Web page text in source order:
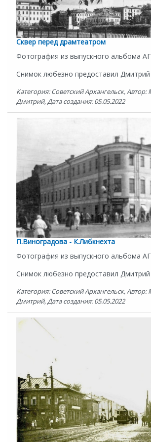
Сквер перед драмтеатром
Фотография из выпускного альбома
Снимок любезно предоставил
Категория: Советский Архангельск, Автор:
Дмитрий, Дата создания: 05.05.2022
П.Виноградова - К.Либкнехта
Фотография из выпускного альбома
Снимок любезно предоставил
Категория: Советский Архангельск, Автор:
Дмитрий, Дата создания: 05.05.2022